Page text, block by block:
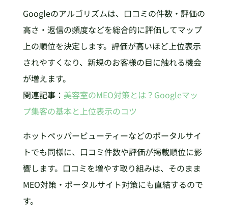
Googleのアルゴリズムは、口コミの件数・評価の
高さ・返信の頻度などを総合的に評価してマップ
上の順位を決定します。評価が高いほど上位表示
されやすくなり、新規のお客様の目に触れる機会
が増えます。
関連記事： 美容室のMEO対策とは？Googleマッ
プ集客の基本と上位表示のコツ
ホットペッパービューティーなどのポータルサイ
トでも同様に、口コミ件数や評価が掲載順位に影
響します。口コミを増やす取り組みは、そのまま
MEO対策・ポータルサイト対策にも直結するので
す。